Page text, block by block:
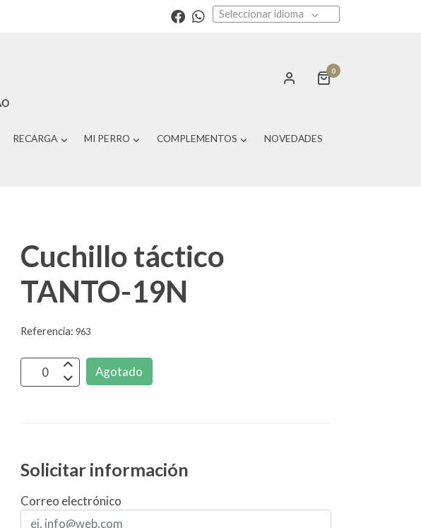
Seleccionar idioma
0
RECARGA MI PERRO COMPLEMENTOS NOVEDADES
Cuchillo táctico
TANTO-19N
Referencia: 963
Agotado
Solicitar información
Correo electrónico